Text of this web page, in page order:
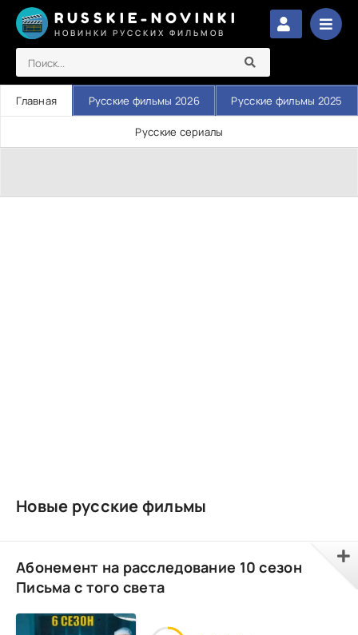
RUSSKIE-NOVINKI
НОВИНКИ РУССКИХ ФИЛЬМОВ
Главная Русские фильмы 2026 Русские фильмы 2025
Русские сериалы
Новые русские фильмы
Абонемент на расследование 10 сезон
Письма с того света